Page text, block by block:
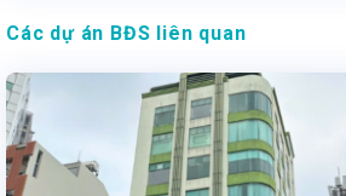
Các dự án BĐS liên quan